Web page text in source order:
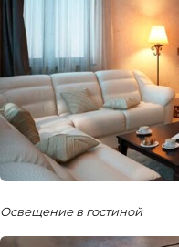
Освещение в гостиной